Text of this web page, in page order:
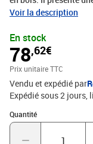
table chez vous ou
d'acacia massif. Le
magnifique. Le bois
robuste et durable. Il
humide. Avec un look
un charme rustique à
combiner ce dessus
spécifiques.
pièce à l'autre,
est aléatoire, ce qui
Voir la description
En stock
78,62€
Prix unitaire TTC
Vendu et expédié par
Expédié sous 2 jours
Quantité
Quantité : 1